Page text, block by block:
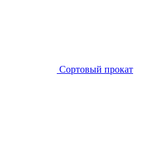
Сортовый прокат